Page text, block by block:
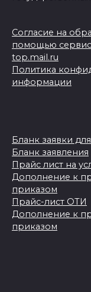
Согласие на
помощью
top.mail.ru
Политика
информации
Бланк заявки
Бланк заявления
Прайс лист на
Дополнение к
приказом
Прайс-лист ОТИ
Дополнение к
приказом